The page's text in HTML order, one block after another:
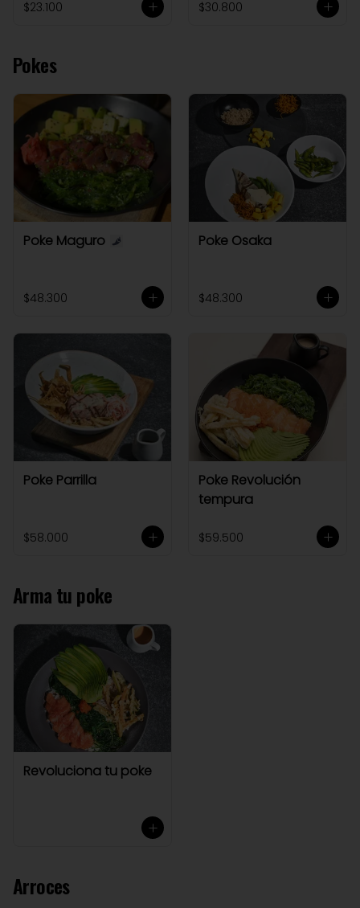
$23.100 $30.800
Pokes
Poke Maguro
$48.300
Poke Osaka
$48.300
Poke Parrilla
$58.000
Poke Revolución
tempura
$59.500
Arma tu poke
Revoluciona tu poke
Arroces